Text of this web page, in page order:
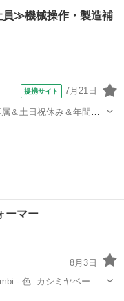
コンパクト
≫機械操作・製造補
提携サイト 7月21日
＆土日祝休み＆年間休
ーマー
8月3日
- デザイン: 持ち手付きhandy- 付属